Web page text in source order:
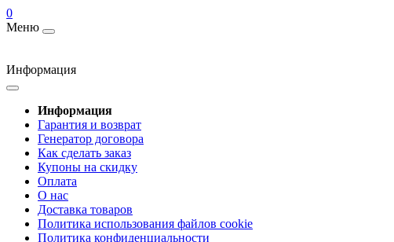
0
Меню
Информация
Информация
Гарантия и возврат
Генератор договора
Как сделать заказ
Купоны на скидку
Оплата
О нас
Доставка товаров
Политика использования файлов cookie
Политика конфиденциальности